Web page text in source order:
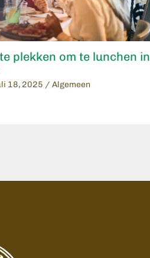
plekken om te lunchen in
18, 2025 / Algemeen